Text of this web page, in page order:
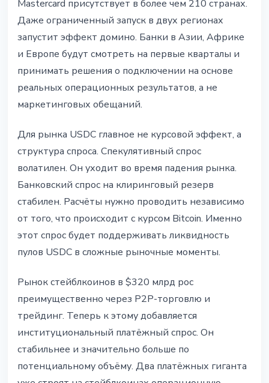
Mastercard присутствует в более чем 210 странах.
Даже ограниченный запуск в двух регионах
запустит эффект домино. Банки в Азии, Африке
и Европе будут смотреть на первые кварталы и
принимать решения о подключении на основе
реальных операционных результатов, а не
маркетинговых обещаний.
Для рынка USDC главное не курсовой эффект, а
структура спроса. Спекулятивный спрос
волатилен. Он уходит во время падения рынка.
Банковский спрос на клиринговый резерв
стабилен. Расчёты нужно проводить независимо
от того, что происходит с курсом Bitcoin. Именно
этот спрос будет поддерживать ликвидность
пулов USDC в сложные рыночные моменты.
Рынок стейблкоинов в $320 млрд рос
преимущественно через P2P-торговлю и
трейдинг. Теперь к этому добавляется
институциональный платёжный спрос. Он
стабильнее и значительно больше по
потенциальному объёму. Два платёжных гиганта